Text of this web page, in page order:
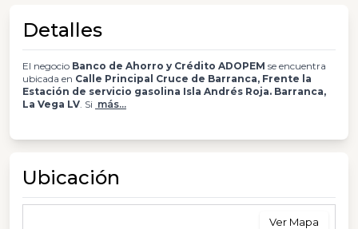
Detalles
El negocio Banco de Ahorro y Crédito ADOPEM se encuentra
ubicada en Calle Principal Cruce de Barranca, Frente la
Estación de servicio gasolina Isla Andrés Roja. Barranca,
La Vega LV. Si más...
Ubicación
Ver Mapa